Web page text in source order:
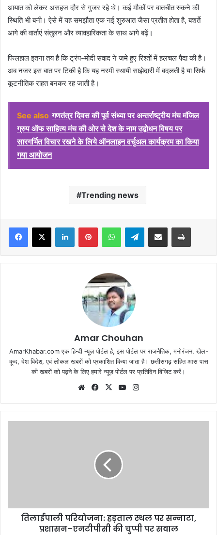
आयात को लेकर असहज दौर से गुजर रहे थे। कई मौकों पर बातचीत रुकने की
स्थिति भी बनी। ऐसे में यह समझौता एक नई शुरुआत जैसा प्रतीत होता है, बशर्ते
आगे की वार्ताएं संतुलन और व्यावहारिकता के साथ आगे बढ़ें।
फिलहाल इतना तय है कि ट्रंप-मोदी संवाद ने जमे हुए रिश्तों में हलचल पैदा की है।
अब नजर इस बात पर टिकी है कि यह नरमी स्थायी साझेदारी में बदलती है या सिर्फ
कूटनीतिक राहत बनकर रह जाती है।
See also गणतंत्र दिवस की पूर्व संध्या पर अन्तर्राष्ट्रीय मंच मंजिल
ग्रुप ऑफ साहित्य मंच की ओर से देश के नाम उद्बोधन विषय पर
सारगर्भित विचार रखने के लिये ऑनलाइन वर्चुअल कार्यक्रम का किया
गया आयोजन
Trending news
Facebook
X LinkedInPinterestWhatsAppTelegramShare via Email Print
Amar Chouhan
AmarKhabar.com एक हिन्दी न्यूज़ पोर्टल है, इस पोर्टल पर राजनैतिक, मनोरंजन, खेल-
कूद, देश विदेश, एवं लोकल खबरों को प्रकाशित किया जाता है। छत्तीसगढ़ सहित आस पास
की खबरों को पढ़ने के लिए हमारे न्यूज़ पोर्टल पर प्रतिदिन विजिट करें।
WebsiteFacebook
X YouTube
तिलाईपाली परियोजना: हड़ताल स्थल पर सन्नाटा,
प्रशासन–एनटीपीसी की चुप्पी पर सवाल